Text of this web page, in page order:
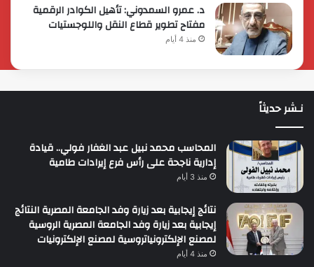
د. عمرو السمدوني: تأهيل الكوادر الرقمية
مفتاح تطوير قطاع النقل واللوجستيات
منذ 4 أيام
نـشر حديثاً
المحاسب محمد نبيل عبد الغفار فولي.. قيادة
إدارية ناجحة على رأس فرع إيرادات طامية
منذ 3 أيام
نتائج إيجابية بعد زيارة وفد الجامعة المصرية النتائج
إيجابية بعد زيارة وفد الجامعة المصرية الروسية
لمصنع الإلكترونياتروسية لمصنع الإلكترونيات
منذ 4 أيام